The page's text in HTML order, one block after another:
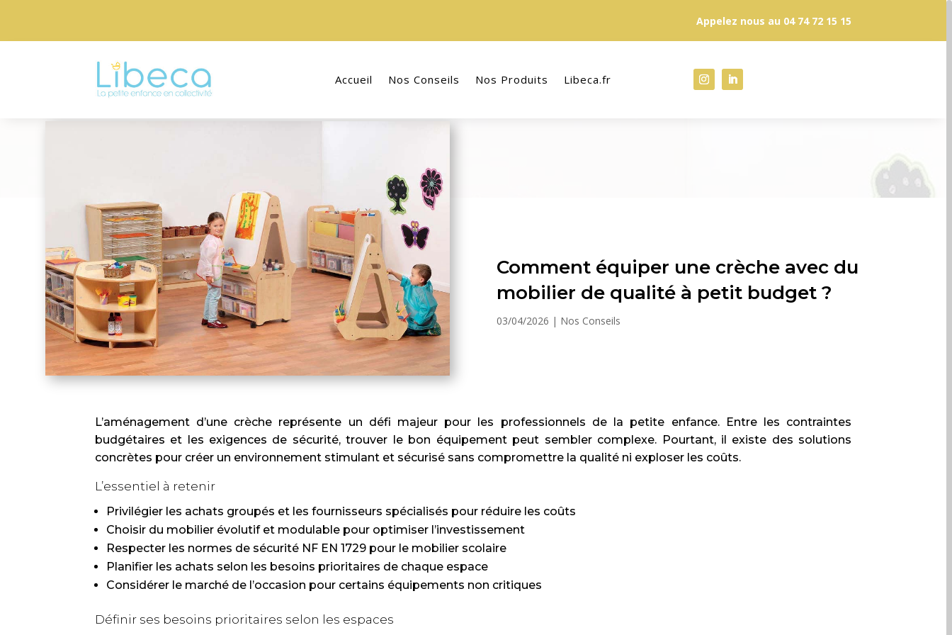
Appelez nous au 04 74 72 15 15
Accueil Nos Conseils Nos Produits Libeca.fr
Comment équiper une crèche avec du
mobilier de qualité à petit budget ?
03/04/2026 | Nos Conseils
L’aménagement d’une crèche représente un défi majeur pour les professionnels de la petite enfance. Entre les contraintes
budgétaires et les exigences de sécurité, trouver le bon équipement peut sembler complexe. Pourtant, il existe des solutions
concrètes pour créer un environnement stimulant et sécurisé sans compromettre la qualité ni exploser les coûts.
L’essentiel à retenir
Privilégier les achats groupés et les fournisseurs spécialisés pour réduire les coûts
Choisir du mobilier évolutif et modulable pour optimiser l’investissement
Respecter les normes de sécurité NF EN 1729 pour le mobilier scolaire
Planifier les achats selon les besoins prioritaires de chaque espace
Considérer le marché de l’occasion pour certains équipements non critiques
Définir ses besoins prioritaires selon les espaces